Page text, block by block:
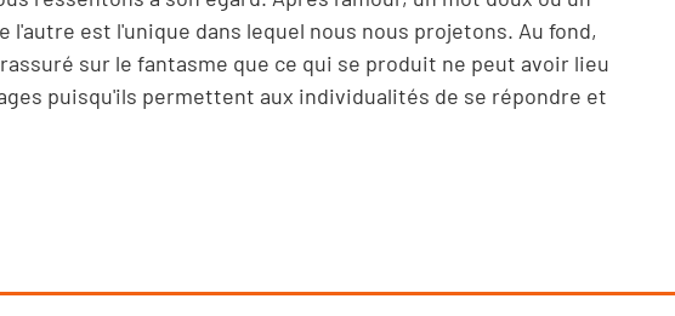
est l'unique dans lequel nous nous projetons. Au fond,
sur le fantasme que ce qui se produit ne peut avoir lieu
puisqu'ils permettent aux individualités de se répondre et